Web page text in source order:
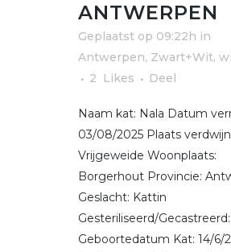
ANTWERPEN
Geplaatst op 09:22h in
Antwerpen, Zwart+Wit,
2
Likes Deel
Naam kat: Nala Datum
03/08/2025 Plaats
Vrijgeweide Woonplaats:
Borgerhout Provincie:
Geslacht: Kattin
Gesteriliseerd/Gecastreerd:
Geboortedatum Kat: 14/6/